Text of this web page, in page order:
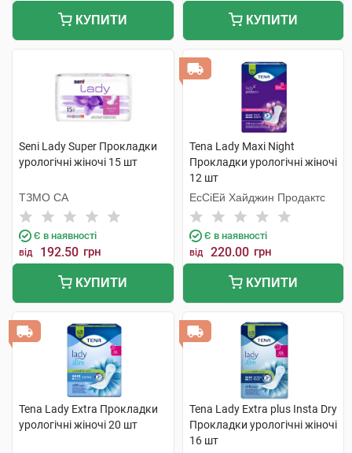
КУПИТИ КУПИТИ
Seni Lady Super Прокладки
урологічні жіночі 15 шт
ТЗМО СА
Є в наявності
від 192.50 грн
КУПИТИ
Tena Lady Maxi Night
Прокладки урологічні жіночі
12 шт
ЕсСіЕй Хайджин Продактс
Є в наявності
від 220.00 грн
КУПИТИ
Tena Lady Extra Прокладки
урологічні жіночі 20 шт
Tena Lady Extra plus Insta Dry
Прокладки урологічні жіночі
16 шт